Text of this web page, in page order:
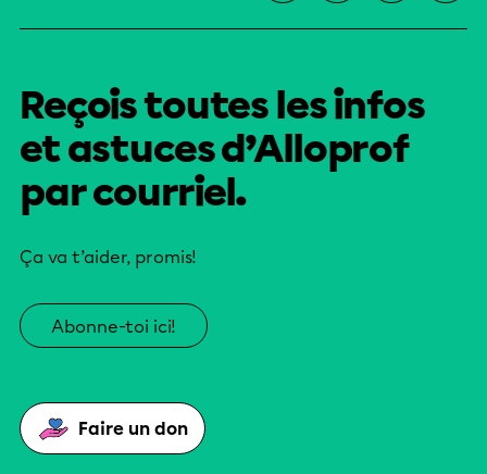
Reçois toutes les infos
et astuces d’Alloprof
par courriel.
Ça va t’aider, promis!
Abonne-toi ici!
Faire un don